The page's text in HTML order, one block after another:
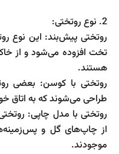
2. نوع روتختی:
روتختی پیش‌بند: این نوع
تخت افزوده می‌شود و از
هستند.
روتختی با کوسن: بعضی
طراحی می‌شوند که به اتاق
روتختی با مدل چاپی:
از چاپ‌های گل و
موجودند.